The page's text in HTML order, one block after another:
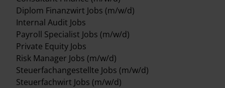
Diplom Finanzwirt Jobs (m/w/d)
Internal Audit Jobs
Payroll Specialist Jobs (m/w/d)
Private Equity Jobs
Risk Manager Jobs (m/w/d)
Steuerfachangestellte Jobs (m/w/d)
Steuerfachwirt Jobs (m/w/d)